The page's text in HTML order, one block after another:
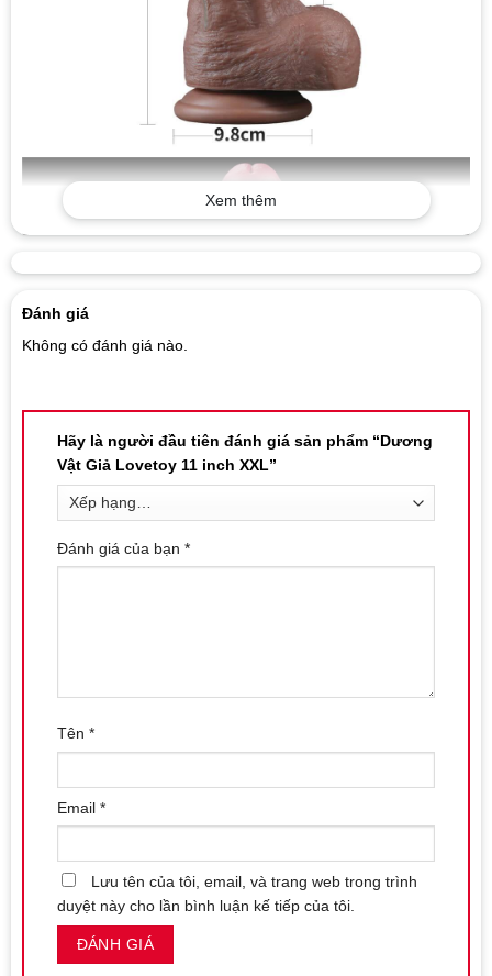
Xem thêm
Đánh giá
Không có đánh giá nào.
Hãy là người đầu tiên đánh giá sản phẩm “Dương
Vật Giả Lovetoy 11 inch XXL”
Đánh giá của bạn *
Tên *
Email *
Lưu tên của tôi, email, và trang web trong trình
duyệt này cho lần bình luận kế tiếp của tôi.